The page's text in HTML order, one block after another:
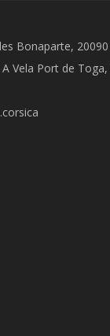
Bonaparte,
A Vela Port de